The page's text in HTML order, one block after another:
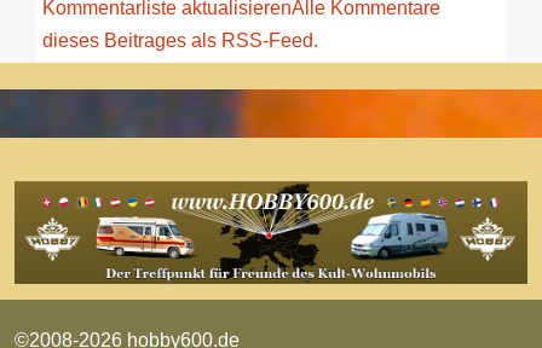
Kommentarliste aktualisierenAlle Kommentare
dieses Beitrages als RSS-Feed.
©2008-2026 hobby600.de